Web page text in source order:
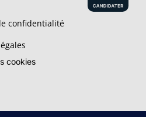
confidentialité
cookies